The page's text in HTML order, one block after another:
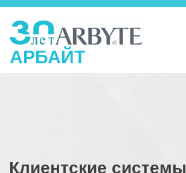
АРБАЙТ
Клиентские системы